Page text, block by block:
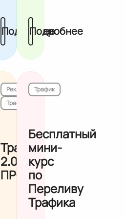
ПодробнееПодробнее
Реклама
Трафик
Трафик
2.0
ПРО
Трафик
Бесплатный
мини-
курс
по
Переливу
Трафика